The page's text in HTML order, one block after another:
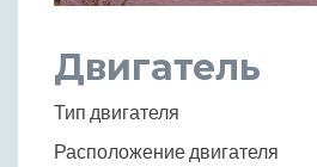
Двигатель
Тип двигателя
Расположение двигателя